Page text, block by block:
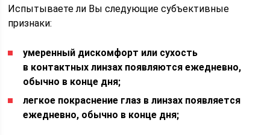
Испытываете ли Вы следующие субъективные
признаки:
умеренный дискомфорт или сухость
в контактных линзах появляются ежедневно,
обычно в конце дня;
легкое покраснение глаз в линзах появляется
ежедневно, обычно в конце дня;